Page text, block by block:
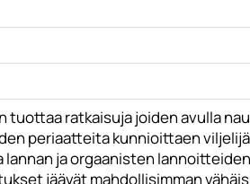
tuottaa ratkaisuja joiden avulla
periaatteita kunnioittaen
ja orgaanisten
jäävät mahdollisimman